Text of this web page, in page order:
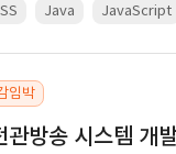
Java JavaScript
임박
관방송 시스템 개